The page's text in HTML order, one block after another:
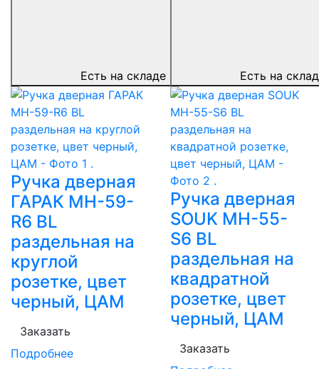
Есть на складе
Ручка дверная
ГАРАК MH-59-
R6 BL
раздельная на
круглой
розетке, цвет
черный, ЦАМ
Заказать
Подробнее
Есть на
Ручка дверная
SOUK MH-55-
S6 BL
раздельная на
квадратной
розетке, цвет
черный, ЦАМ
Заказать